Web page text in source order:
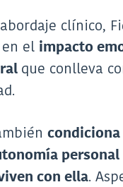
clínico,
el impacto
que conlleva
personal
con ella.